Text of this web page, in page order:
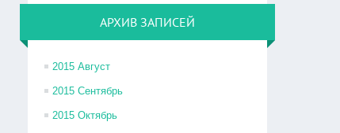
АРХИВ ЗАПИСЕЙ
2015 Август
2015 Сентябрь
2015 Октябрь